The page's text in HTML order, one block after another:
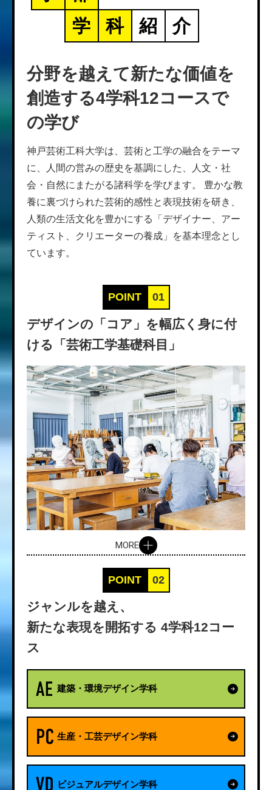
学
科 紹 介
分野を越えて新たな価値を
創造する4学科12コースで
の学び
神戸芸術工科大学は、芸術と工学の融合をテーマ
に、人間の営みの歴史を基調にした、人文・社
会・自然にまたがる諸科学を学びます。 豊かな教
養に裏づけられた芸術的感性と表現技術を研き、
人類の生活文化を豊かにする「デザイナー、アー
ティスト、クリエーターの養成」を基本理念とし
ています。
POINT 01
デザインの「コア」を幅広く身に付
ける
「芸術工学基礎科目」
MORE
POINT 02
ジャンルを越え、
新たな表現を開拓する 4学科12コー
ス
建築・環境デザイン学科
生産・工芸デザイン学科
ビジュアルデザイン学科